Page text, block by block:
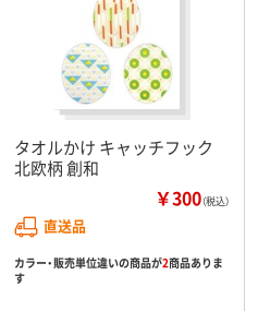
タオルかけ キャッチフック
北欧柄 創和
￥300（税込）
直送品
カラー・販売単位違いの商品が2商品ありま
す